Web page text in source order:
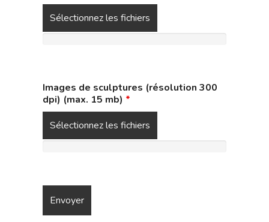
Sélectionnez les fichiers
Images de sculptures (résolution 300
dpi) (max. 15 mb) *
Sélectionnez les fichiers